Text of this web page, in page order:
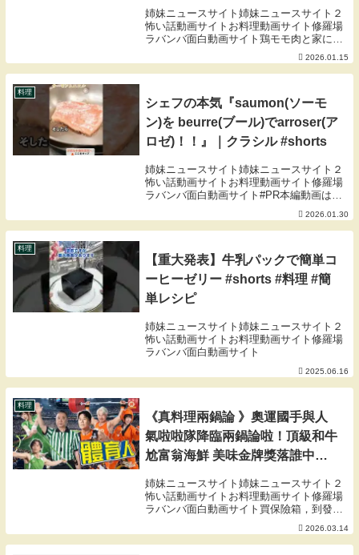
とバターソースの作り方！香りだ
けでご飯食べられます！
姉妹ニュースサイト姉妹ニュースサイト２
怖い話動画サイトお料理動画サイト修羅場
ラバンバ面白動画サイト鶏モモ肉と家にあ
る調味料で、最高のチキンステーキが作れ
ます！チャンネルメンバーシップはホーム
ページから登録できます↓↓★作り方や注意
2026.01.15
料理
シェフの本気『saumon(ソーモ
ン)を beurre(ブール)でarroser(ア
ロゼ)！！』｜クラシル #shorts
姉妹ニュースサイト姉妹ニュースサイト２
怖い話動画サイトお料理動画サイト修羅場
ラバンバ面白動画サイト#PR本編動画は添
付のリンクよりご確認くださいね🤗2026.01.30
料理
【重大発表】牛乳パックで簡単コ
ーヒーゼリー #shorts #料理 #簡
単レシピ
姉妹ニュースサイト姉妹ニュースサイト２
怖い話動画サイトお料理動画サイト修羅場
ラバンバ面白動画サイト
2025.06.16
料理
《真料理兩鍋論 》奧運國手與人
氣啦啦隊降臨兩鍋論啦！頂級和牛
尬富翁海鮮 美味金牌獎落誰中？
秀子、金世星｜20260313 EP12
完整版 #真料理兩鍋論
姉妹ニュースサイト姉妹ニュースサイト２
怖い話動画サイトお料理動画サイト修羅場
ラバンバ面白動画サイト買保險箱，到發億
金庫就對了還有更多款式在這裡：#發億金
庫 #金庫 #保險箱 #保險櫃 #保管箱 #保險箱
推薦 #室內設計 #裝潢-------...
2026.03.14